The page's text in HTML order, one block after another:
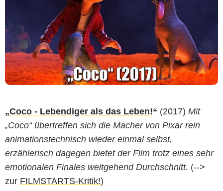
„Coco - Lebendiger als das Leben!“ (2017) Mit
„Coco“ übertreffen sich die Macher von Pixar rein
animationstechnisch wieder einmal selbst,
erzählerisch dagegen bietet der Film trotz eines sehr
emotionalen Finales weitgehend Durchschnitt. (-->
zur FILMSTARTS-Kritik!)